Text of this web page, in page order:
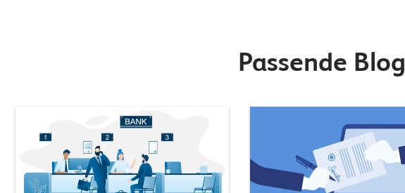
Passende